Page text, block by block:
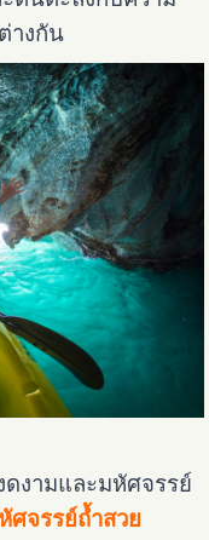
างกัน
งามและมหัศจรรย์
ศจรรย์ถ้ำสวย